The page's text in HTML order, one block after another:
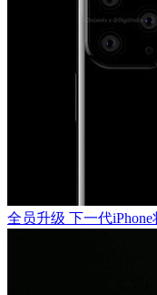
全员升级 下一代